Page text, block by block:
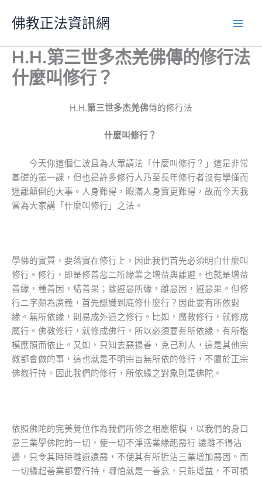
要
佛教正法資訊網
H.H.第三世多杰羌佛傳的修行法
什麼叫修行？
H.H.第三世多杰羌佛傳的修行法
什麼叫修行？
今天你這個仁波且為大眾請法「什麼叫修行？」這是非常
基礎的第一課，但也是許多修行人乃至長年修行者沒有學懂而
迷離顛倒的大事。人身難得，暇滿人身寶更難得，故而今天我
當為大家講「什麼叫修行」之法。
學佛的實質，要落實在修行上，因此我們首先必須明白什麼叫
修行。修行，即是修善惡二所緣業之增益與離避。也就是增益
善緣，種善因，結善果；離避惡所緣，離惡因，避惡果。但修
行二字頗為廣義，首先認識到底修什麼行？因此要有所依對
緣。無所依緣，則易成外道之修行。比如，魔教修行，就修成
魔行。佛教修行，就修成佛行。所以必須要有所依緣，有所楷
模應照而依止。又如，只知去惡揚善，克己利人，這是其他宗
教都會做的事，這也就是不明宗旨無所依的修行，不屬於正宗
佛教行持。因此我們的修行，所依緣之對象則是佛陀。
依照佛陀的完美覺位作為我們所修之相應楷模，以我們的身口
意三業學佛陀的一切，使一切不淨惑業緣起惡行 遠離不得沾
邊，只令其時時離避遠惡，不使其有所近沾三業增加惡因。而
一切緣起善業都要行持，哪怕就是一善念，只能增益，不可損